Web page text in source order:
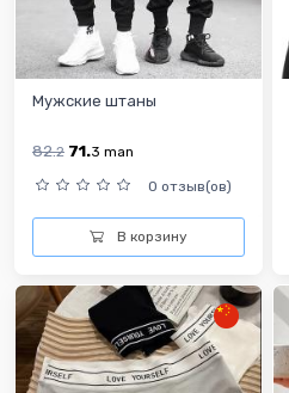
Мужские штаны
82.2 71.3 man
0 отзыв(ов)
В корзину